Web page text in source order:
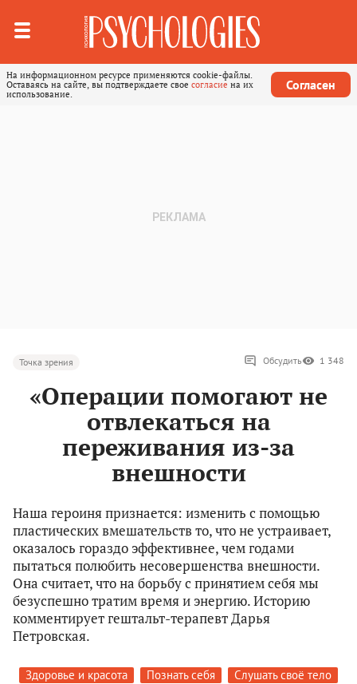
На информационном ресурсе применяются cookie-файлы.
Оставаясь на сайте, вы подтверждаете свое согласие на их
использование.
Согласен
Точка зрения Обсудить 1 348
«Операции помогают не
отвлекаться на
переживания из-за
внешности
Наша героиня признается: изменить с помощью
пластических вмешательств то, что не устраивает,
оказалось гораздо эффективнее, чем годами
пытаться полюбить несовершенства внешности.
Она считает, что на борьбу с принятием себя мы
безуспешно тратим время и энергию. Историю
комментирует гештальт-терапевт Дарья
Петровская.
Здоровье и красота Познать себя Слушать своё тело